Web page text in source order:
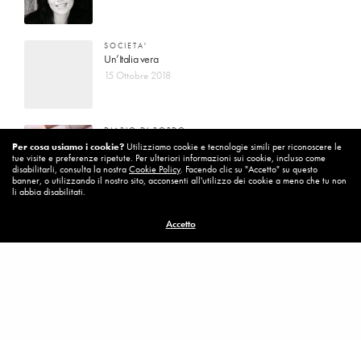
SOCIETA'
Un’Italia vera
15 Ottobre 2018
DIARIO DI BORDO
La vita vince sempre
8 Ottobre 2018
Per cambiare ci vuole coraggio
8 Ottobre 2018
Per cosa usiamo i cookie? Utilizziamo cookie e tecnologie simili per riconoscere le
tue visite e preferenze ripetute. Per ulteriori informazioni sui cookie, incluso come
disabilitarli, consulta la nostraCookie Policy. Facendo clic su "Accetto" su questo
banner, o utilizzando il nostro sito, acconsenti all'utilizzo dei cookie a meno che tu non
li abbia disabilitati.
Accetto